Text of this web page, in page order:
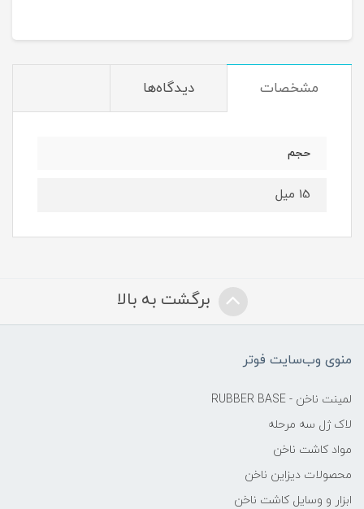
مشخصات دیدگاه‌ها
حجم
15 میل
برگشت به بالا
منوی وب‌سایت فوتر
لمینت ناخن - RUBBER BASE
لاک ژل سه مرحله
مواد کاشت ناخن
محصولات دیزاین ناخن
ابزار و وسایل کاشت ناخن